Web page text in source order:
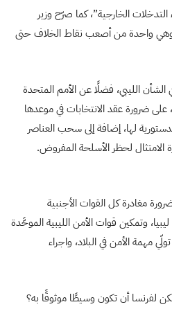
التدخلات الخارجية”، كما صرّح وزير
وهي واحدة من أصعب نقاط الخلاف حتى
الليبي، فضلًا عن الأمم المتحدة
على ضرورة عقد الانتخابات في موعدها
لها، إضافة إلى سحب العناصر
الامتثال لحظر الأسلحة المفروض.
مغادرة كل القوات الأجنبية
وتمكين قوات الأمن الليبية الموحَّدة
الأمن في البلاد، واجراء
لفرنسا أن تكون وسيطًا موثوقًا به؟